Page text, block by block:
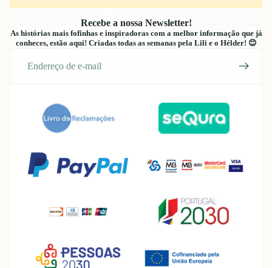
Recebe a nossa Newsletter!
As histórias mais fofinhas e inspiradoras com a melhor informação que já
conheces, estão aqui! Criadas todas as semanas pela Lili e o Hélder! 😊